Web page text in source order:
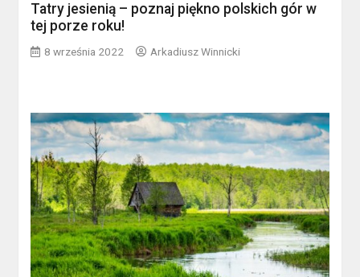
Tatry jesienią – poznaj piękno polskich gór w
tej porze roku!
8 września 2022 Arkadiusz Winnicki